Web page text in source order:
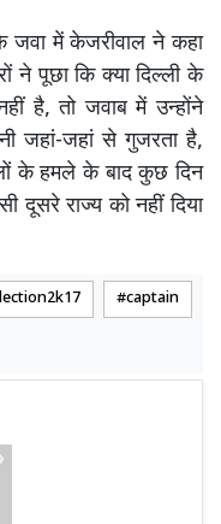
में केजरीवाल ने कहा
ने पूछा कि क्या दिल्ली के
है, तो जवाब में उन्होंने
जहां-जहां से गुजरता है,
के हमले के बाद कुछ दिन
दूसरे राज्य को नहीं दिया
captain